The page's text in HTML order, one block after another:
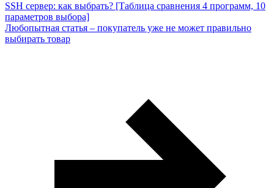
SSH сервер: как выбрать? [Таблица сравнения 4 программ, 10
параметров выбора]
Любопытная статья – покупатель уже не может правильно
выбирать товар